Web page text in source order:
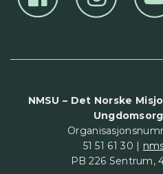
NMSU – Det Norske
51 51 61 30 |
PB 226 Sentrum,